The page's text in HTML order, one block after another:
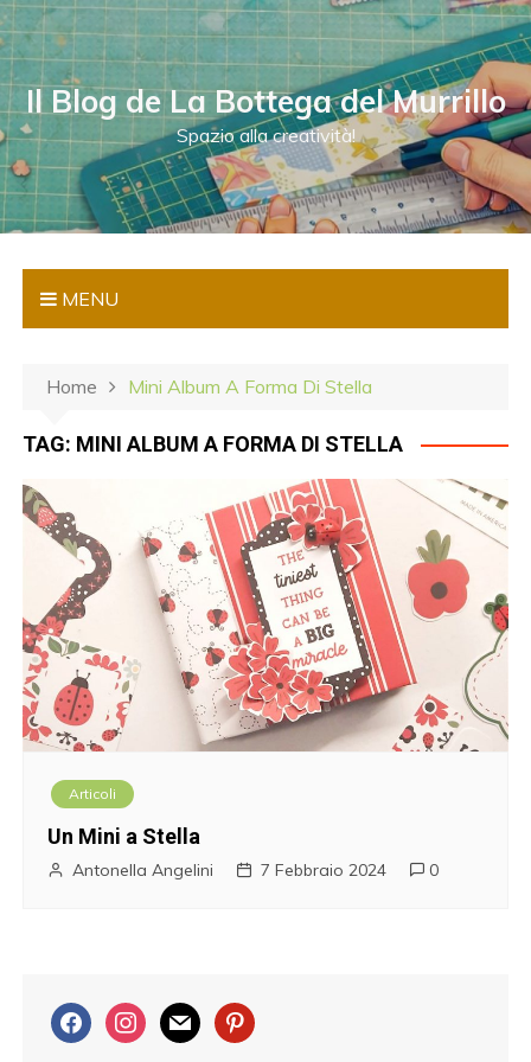
S
a
a
a
l
c
Il Blog de La Bottega del Murrillo
Spazio alla creatività!
MENU
Home Mini Album A Forma Di Stella
TAG: MINI ALBUM A FORMA DI STELLA
Articoli
Un Mini a Stella
Antonella Angelini 7 Febbraio 2024 0
f
a
i
n
m
a
p